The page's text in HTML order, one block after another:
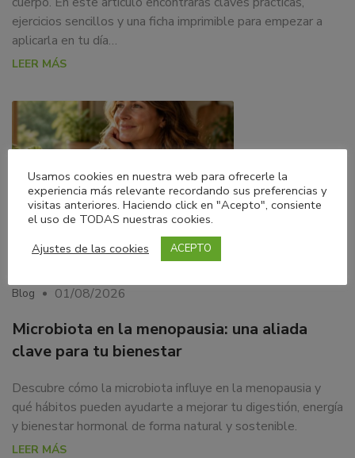
ejercicios sencillos y una ficha imprimible para empezar a
aplicarla en tu día…
LEER MÁS
Blog 01/08/2026
Microbiota en la menopausia: una aliada
clave para tu bienestar
Descubre cómo la microbiota influye en la menopausia y
qué hábitos pueden ayudarte a mejorar tu digestión, energía
y bienestar hormonal de forma natural y sostenible.
LEER MÁS
Usamos cookies en nuestra web para ofrecerle la
experiencia más relevante recordando sus preferencias y
visitas anteriores. Haciendo click en "Acepto", consiente
el uso de TODAS nuestras cookies.
Ajustes de las cookies
ACEPTO